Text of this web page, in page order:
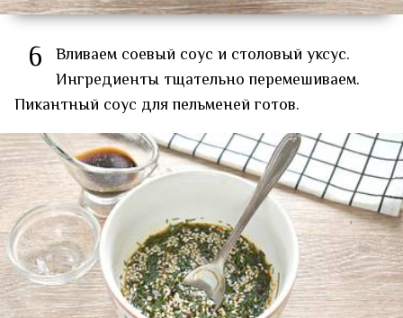
6 Вливаем соевый соус и столовый уксус.
Ингредиенты тщательно перемешиваем.
Пикантный соус для пельменей готов.